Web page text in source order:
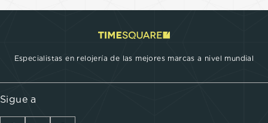
Especialistas en relojería de las mejores marcas a nivel mundial
Sigue a